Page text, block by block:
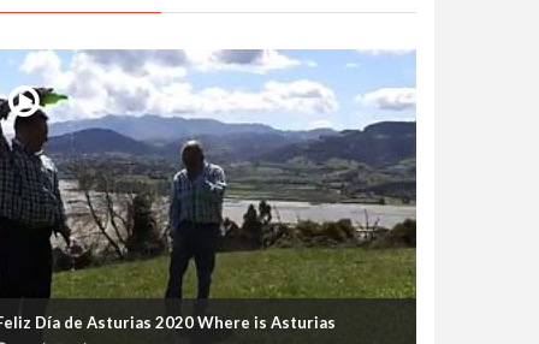
Día de Asturias 2020 Where is Asturias